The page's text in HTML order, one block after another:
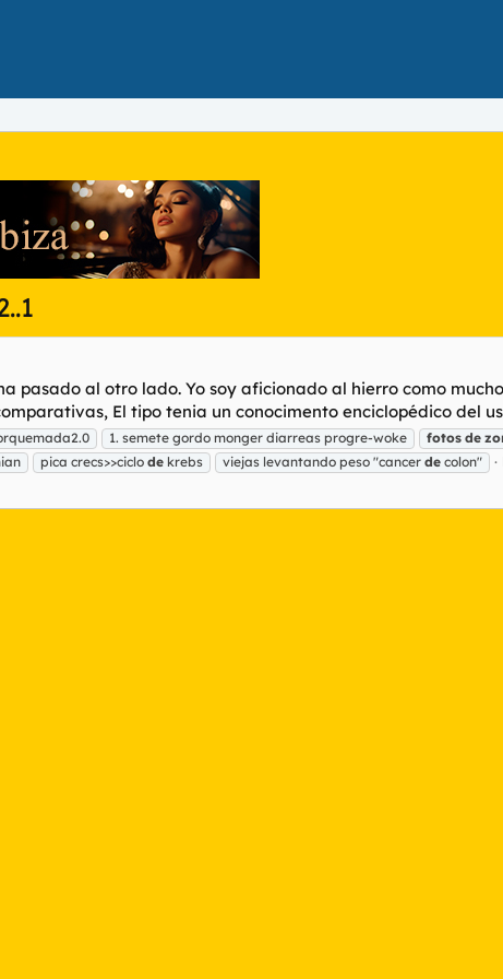
pasado al otro lado. Yo soy aficionado al hierro como
El tipo tenia un conocimento enciclopédico del
1. semete gordo monger diarreas progre-woke fotos de
pica crecs>>ciclo de krebs viejas levantando peso "cancer de colon"